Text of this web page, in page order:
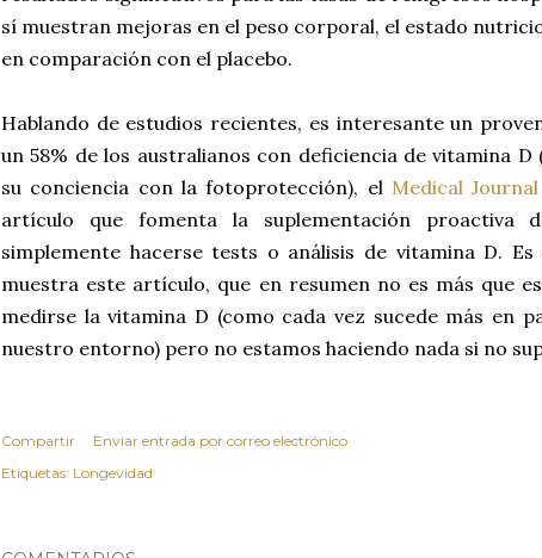
sí muestran mejoras en el peso corporal, el estado
en comparación con el placebo.
Hablando de estudios recientes, es interesante un
un 58% de los australianos con deficiencia de vitamina
su conciencia con la fotoprotección), el Medical
artículo que fomenta la suplementación proactiva
simplemente hacerse tests o análisis de vitamina D.
muestra este artículo, que en resumen no es más que
medirse la vitamina D (como cada vez sucede más en
nuestro entorno) pero no estamos haciendo nada si no
Compartir
Enviar entrada por correo electrónico
Etiquetas: Longevidad